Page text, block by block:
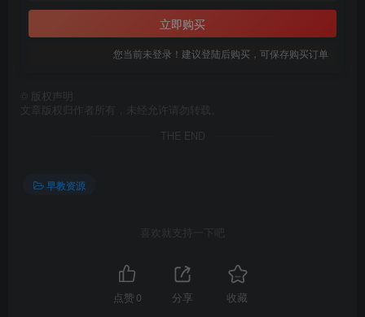
立即购买
您当前未登录！建议登陆后购买，可保存购买订单
版权声明
文章版权归作者所有，未经允许请勿转载。
THE END
早教资源
喜欢就支持一下吧
点赞 0 分享 收藏